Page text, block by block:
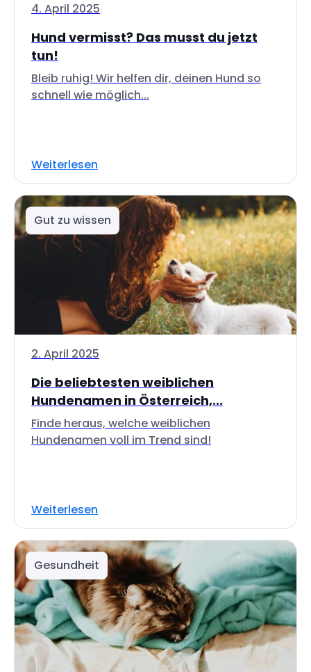
4. April 2025
Hund vermisst? Das musst du jetzt
tun!
Bleib ruhig! Wir helfen dir, deinen Hund so
schnell wie möglich...
Weiterlesen
Gut zu wissen
2. April 2025
Die beliebtesten weiblichen
Hundenamen in Österreich,...
Finde heraus, welche weiblichen
Hundenamen voll im Trend sind!
Weiterlesen
Gesundheit